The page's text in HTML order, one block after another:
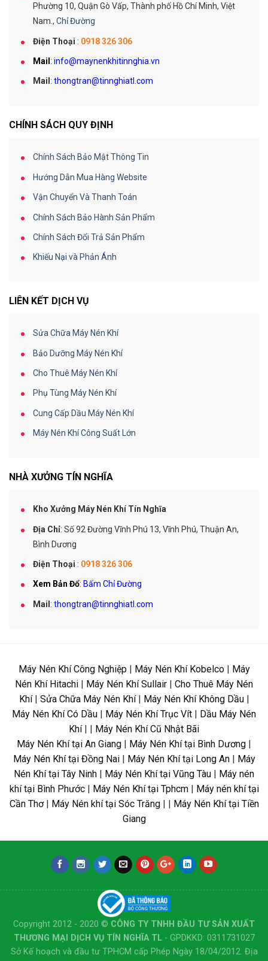
Phường 10, Quận Gò Vấp, Thành phố Hồ Chí Minh, Việt
Nam., Chỉ Đường
Điện Thoại : 0918 326 306
Mail : info@maynenkhitinnghia.vn
Mail : thongtran@tinnghiatl.com
CHÍNH SÁCH QUY ĐỊNH
Chính Sách Bảo Mật Thông Tin
Hướng Dẫn Mua Hàng Website
Vận Chuyển Và Thanh Toán
Chính Sách Bảo Hành Sản Phẩm
Chính Sách Đổi Trả Sản Phẩm
Khiếu Nại và Phản Ánh
LIÊN KẾT DỊCH VỤ
Sửa Chữa Máy Nén Khí
Bảo Dưỡng Máy Nén Khí
Cho Thuê Máy Nén Khí
Phụ Tùng Máy Nén Khí
Cung Cấp Dầu Máy Nén Khí
Máy Nén Khí Công Suất Lớn
NHÀ XƯỞNG TÍN NGHĨA
Kho Xưởng Máy Nén Khí Tín Nghĩa
Địa Chỉ: Số 92 Đường Vĩnh Phú 13, Vĩnh Phú, Thuận An,
Bình Dương
Điện Thoại : 0918 326 306
Xem Bản Đổ: Bấm Chỉ Đường
Mail : thongtran@tinnghiatl.com
Máy Nén Khí Công Nghiệp| Máy Nén Khí Kobelco| Máy
Nén Khí Hitachi | Máy Nén Khí Sullair | Cho Thuê Máy Nén
Khí| Sửa Chữa Máy Nén Khí| Máy Nén Khí Không Dầu|
Máy Nén Khí Có Dầu | Máy Nén Khí Trục Vít | Dầu Máy Nén
Khí| | Máy Nén Khí Cũ Nhật Bãi
Máy Nén Khí tại An Giang | Máy Nén Khí tại Bình Dương |
Máy Nén Khí tại Đồng Nai| Máy Nén Khí tại Long An| Máy
Nén Khí tại Tây Ninh | Máy Nén Khí tại Vũng Tàu | Máy nén
khí tại Bình Phước| Máy Nén Khí tại Tphcm| Máy nén khí tại
Cần Thơ| Máy Nén khí tại Sóc Trăng| | Máy Nén Khí tại Tiền
Giang
Copyright 2012 - 2020 © CÔNG TY TNHH ĐẦU TƯ SẢN XUẤT
THƯƠNG MẠI DỊCH VỤ TÍN NGHĨA TL- GPDKKD: 0311731027
Sở Kế hoạch và đầu tư TPHCM cấp Phép Ngày 18/04/2012. Địa